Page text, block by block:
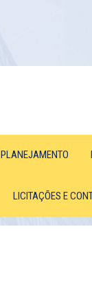
PLANEJAMENTO
LICITAÇÕES E